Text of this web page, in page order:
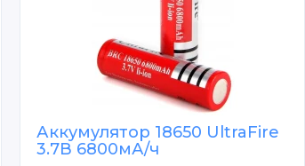
Аккумулятор 18650 UltraFire
3.7В 6800мА/ч